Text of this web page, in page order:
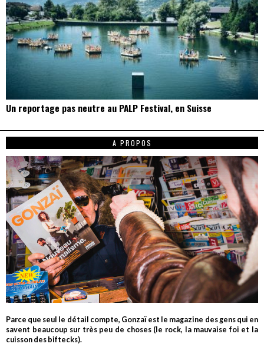
Un reportage pas neutre au PALP Festival, en Suisse
A PROPOS
Parce que seul le détail compte, Gonzaï est le magazine des gens qui en
savent beaucoup sur très peu de choses (le rock, la mauvaise foi et la
cuisson des biftecks).